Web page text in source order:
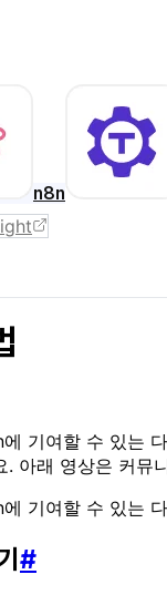
n8n
기여할 수 있는
아래 영상은 커
기여할 수 있는
#